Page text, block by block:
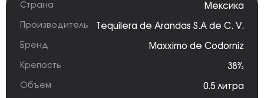
Страна Мексика
Производитель Tequilera de Arandas S.A de C. V.
Бренд Maxximo de Codorniz
Крепость 38%
Объем 0.5 литра